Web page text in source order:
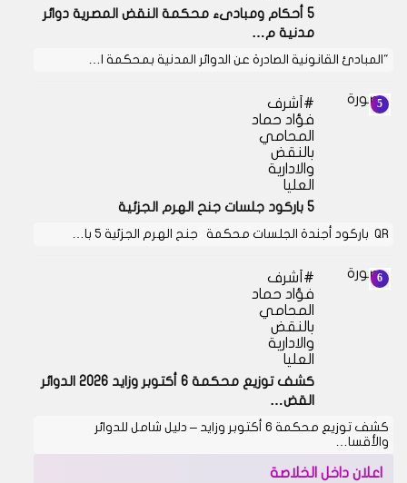
5 أحكام ومبادىء محكمة النقض المصرية دوائر
مدنية م…
"المبادئ القانونية الصادرة عن الدوائر المدنية بمحكمة ا…
أشرف
فؤاد حماد
المحامي
بالنقض
والادارية
العليا
5 باركود جلسات جنح الهرم الجزئية
QR باركود أجندة الجلسات محكمة جنح الهرم الجزئية 5 با…
أشرف
فؤاد حماد
المحامي
بالنقض
والادارية
العليا
كشف توزيع محكمة 6 أكتوبر وزايد 2026 الدوائر
القض…
كشف توزيع محكمة 6 أكتوبر وزايد – دليل شامل للدوائر
والأقسا…
اعلان داخل الخلاصة